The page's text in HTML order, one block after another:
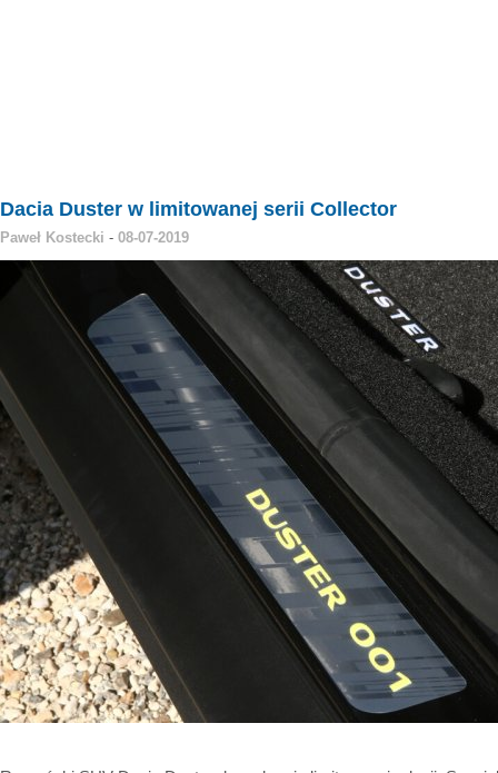
Dacia Duster w limitowanej serii Collector
Paweł Kostecki - 08-07-2019